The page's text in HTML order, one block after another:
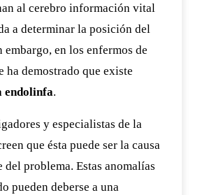
al cerebro información vital
a determinar la posición del
embargo, en los enfermos de
ha demostrado que existe
endolinfa.
y especialistas de la
que ésta puede ser la causa
del problema. Estas anomalías
pueden deberse a una